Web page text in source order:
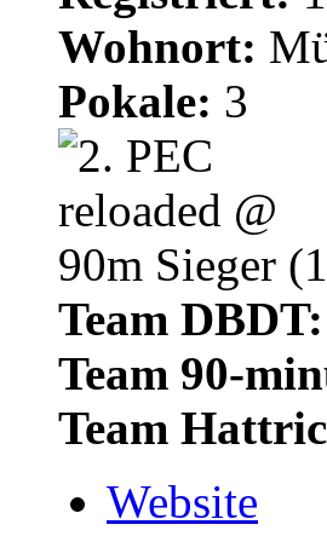
Wohnort:
Pokale: 3
Team DBDT:
Team 90-
Team
Website